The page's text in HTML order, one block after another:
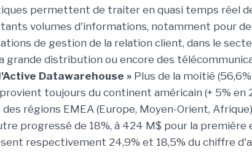
permettent de traiter en quasi temps réel
volumes d'informations, notamment pour
de gestion de la relation client, dans le
grande distribution ou encore des
Datawarehouse » Plus de la moitié
toujours du continent américain (+ 5% en
régions EMEA (Europe, Moyen-Orient,
progressé de 18%, à 424 M$ pour la première
respectivement 24,9% et 18,5% du chiffre